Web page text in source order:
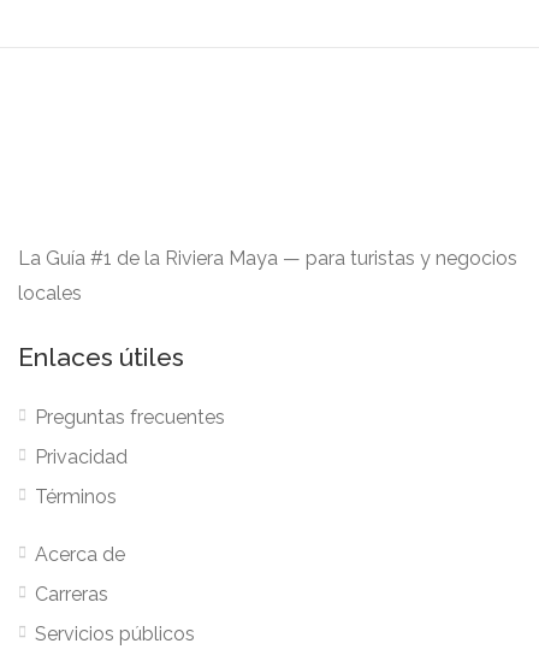
La Guía #1 de la Riviera Maya — para turistas y negocios
locales
Enlaces útiles
Preguntas frecuentes
Privacidad
Términos
Acerca de
Carreras
Servicios públicos